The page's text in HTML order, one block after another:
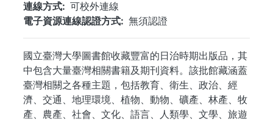
連線方式
可校外連線
電子資源連線認證方式
無須認證
國立臺灣大學圖書館收藏豐富的日治時期出版品，其
中包含大量臺灣相關書籍及期刊資料。該批館藏涵蓋
臺灣相關之各種主題，包括教育、衛生、政治、經
濟、交通、地理環境、植物、動物、礦產、林產、牧
產、農產、社會、文化、語言、人類學、文學、旅遊